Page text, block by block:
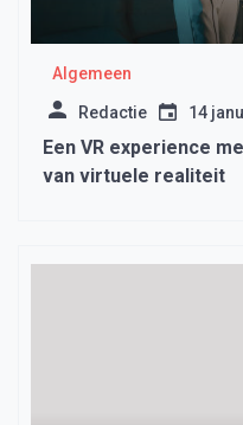
Algemeen
Redactie 14
Een VR experience
van virtuele realiteit